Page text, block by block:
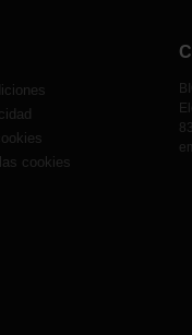
cookies